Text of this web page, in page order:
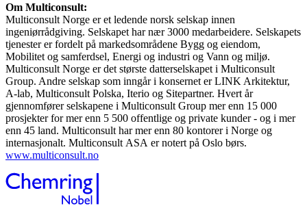
Om Multiconsult:
Multiconsult Norge er et ledende norsk selskap innen
ingeniørrådgiving. Selskapet har nær 3000 medarbeidere. Selskapets
tjenester er fordelt på markedsområdene Bygg og eiendom,
Mobilitet og samferdsel, Energi og industri og Vann og miljø.
Multiconsult Norge er det største datterselskapet i Multiconsult
Group. Andre selskap som inngår i konsernet er LINK Arkitektur,
A-lab, Multiconsult Polska, Iterio og Sitepartner. Hvert år
gjennomfører selskapene i Multiconsult Group mer enn 15 000
prosjekter for mer enn 5 500 offentlige og private kunder - og i mer
enn 45 land. Multiconsult har mer enn 80 kontorer i Norge og
internasjonalt. Multiconsult ASA er notert på Oslo børs.
www.multiconsult.no